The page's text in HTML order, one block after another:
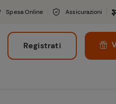
Spesa Online Assicurazioni
Registrati